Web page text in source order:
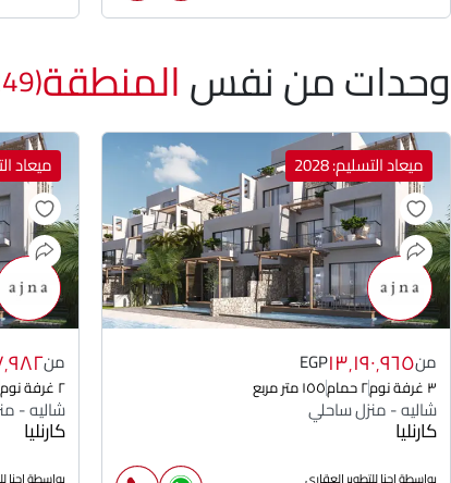
وحدات من نفسالمنطقة(249)
ميعاد التسليم: 2028
من١٣٬١٩٠٬٩٦٥EGP
٣ غرفة نوم ٢ حمام ١٥٥ متر مربع
شاليه - منزل ساحلي
كارنليا
بواسطة اجنا للتطوير العقارى
ميعاد
من
٢ غرفة نوم
شاليه -
كارنليا
بواسطة اجنا